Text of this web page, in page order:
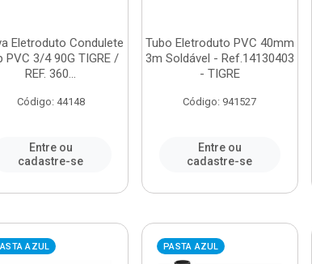
Eletroduto Condulete
PVC 3/4 90G TIGRE /
REF. 360...
Código: 44148
Entre ou
cadastre-se
Tubo Eletroduto PVC 40mm
3m Soldável - Ref.14130403
- TIGRE
Código: 941527
Entre ou
cadastre-se
AZUL PASTA AZUL